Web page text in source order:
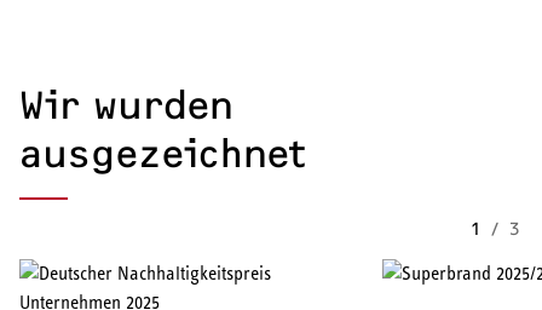
Wir wurden
ausgezeichnet
1 / 3